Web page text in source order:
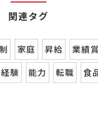
関連タグ
家庭 昇給 業績
経験 能力 転職 食